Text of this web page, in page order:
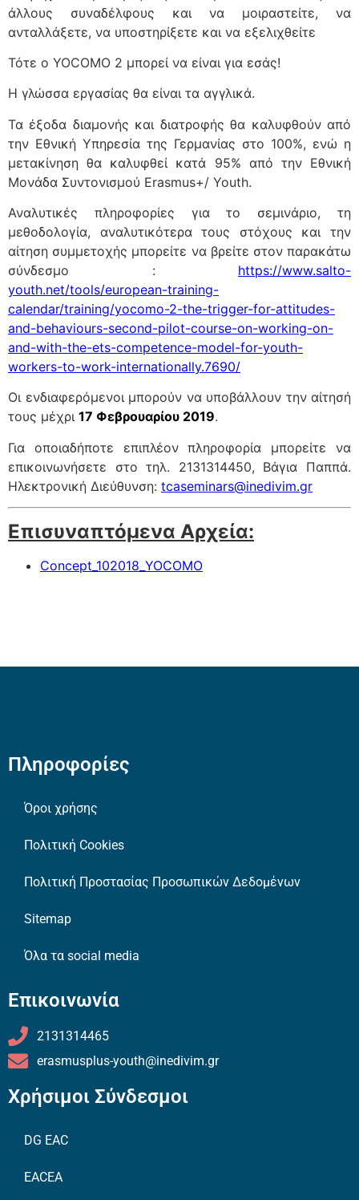
άλλους συναδέλφους και να μοιραστείτε, να
ανταλλάξετε, να υποστηρίξετε και να εξελιχθείτε
Τότε ο YOCOMO 2 μπορεί να είναι για εσάς!
Η γλώσσα εργασίας θα είναι τα αγγλικά.
Τα έξοδα διαμονής και διατροφής θα καλυφθούν από
την Εθνική Υπηρεσία της Γερμανίας στο 100%, ενώ η
μετακίνηση θα καλυφθεί κατά 95% από την Εθνική
Μονάδα Συντονισμού Erasmus+/ Youth.
Αναλυτικές πληροφορίες για το σεμινάριο, τη
μεθοδολογία, αναλυτικότερα τους στόχους και την
αίτηση συμμετοχής μπορείτε να βρείτε στον παρακάτω
σύνδεσμο : https://www.salto-
youth.net/tools/european-training-
calendar/training/yocomo-2-the-trigger-for-attitudes-
and-behaviours-second-pilot-course-on-working-on-
and-with-the-ets-competence-model-for-youth-
workers-to-work-internationally.7690/
Οι ενδιαφερόμενοι μπορούν να υποβάλλουν την αίτησή
τους μέχρι 17 Φεβρουαρίου 2019.
Για οποιαδήποτε επιπλέον πληροφορία μπορείτε να
επικοινωνήσετε στο τηλ. 2131314450, Βάγια Παππά.
Ηλεκτρονική Διεύθυνση: tcaseminars@inedivim.gr
Επισυναπτόμενα Αρχεία:
Concept_102018_YOCOMO
Πληροφορίες
Όροι χρήσης
Πολιτική Cookies
Πολιτική Προστασίας Προσωπικών Δεδομένων
Sitemap
Όλα τα social media
Επικοινωνία
2131314465
erasmusplus-youth@inedivim.gr
Χρήσιμοι Σύνδεσμοι
DG EAC
EACEA